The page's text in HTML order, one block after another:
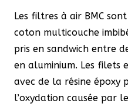
Les filtres à air BMC
coton multicouche
pris en sandwich entre
en aluminium. Les filets
avec de la résine époxy
l’oxydation causée par